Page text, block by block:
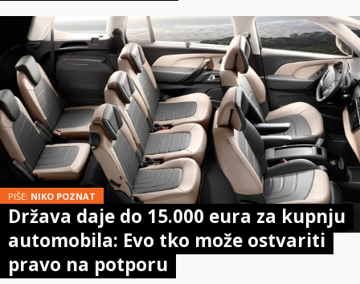
PIŠE: NIKO POZNAT
Država daje do 15.000 eura za kupnju
automobila: Evo tko može ostvariti
pravo na potporu